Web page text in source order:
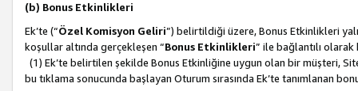
(b) Bonus Etkinlikleri
Ek’te (“Özel Komisyon Geliri”) belirtildiği üzere, Bonus Etkinlikleri
koşullar altında gerçekleşen “Bonus Etkinlikleri” ile bağlantılı olarak
(1) Ek’te belirtilen şekilde Bonus Etkinliğine uygun olan bir müşteri,
bu tıklama sonucunda başlayan Oturum sırasında Ek’te tanımlanan